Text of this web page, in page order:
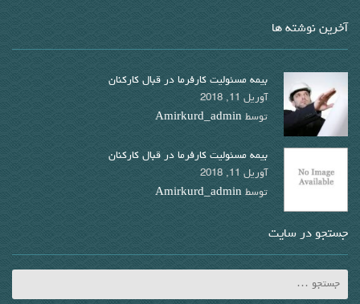
آخرین نوشته ها
بیمه مسئولیت کارفرما در قبال کارکنان
آوریل 11, 2018
توسط Amirkurd_admin
بیمه مسئولیت کارفرما در قبال کارکنان
آوریل 11, 2018
توسط Amirkurd_admin
جستجو در سایت